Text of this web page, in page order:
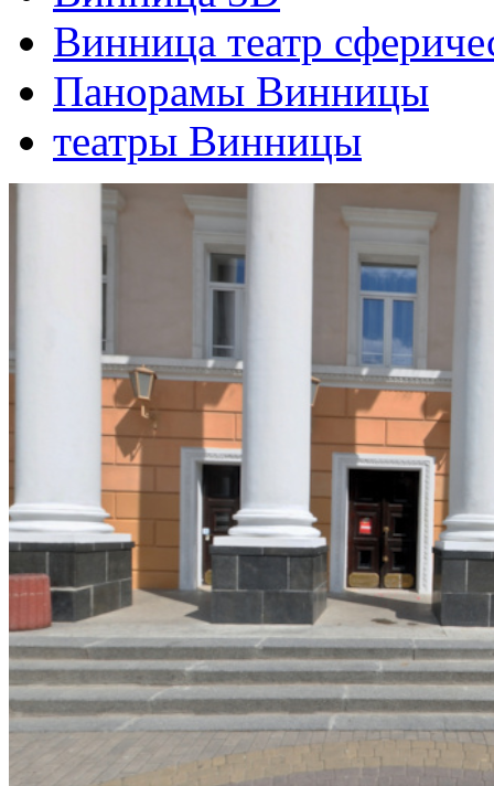
Винница театр
Панорамы Винницы
театры Винницы